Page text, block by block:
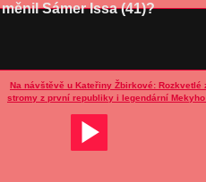
Sámer Issa (41)?